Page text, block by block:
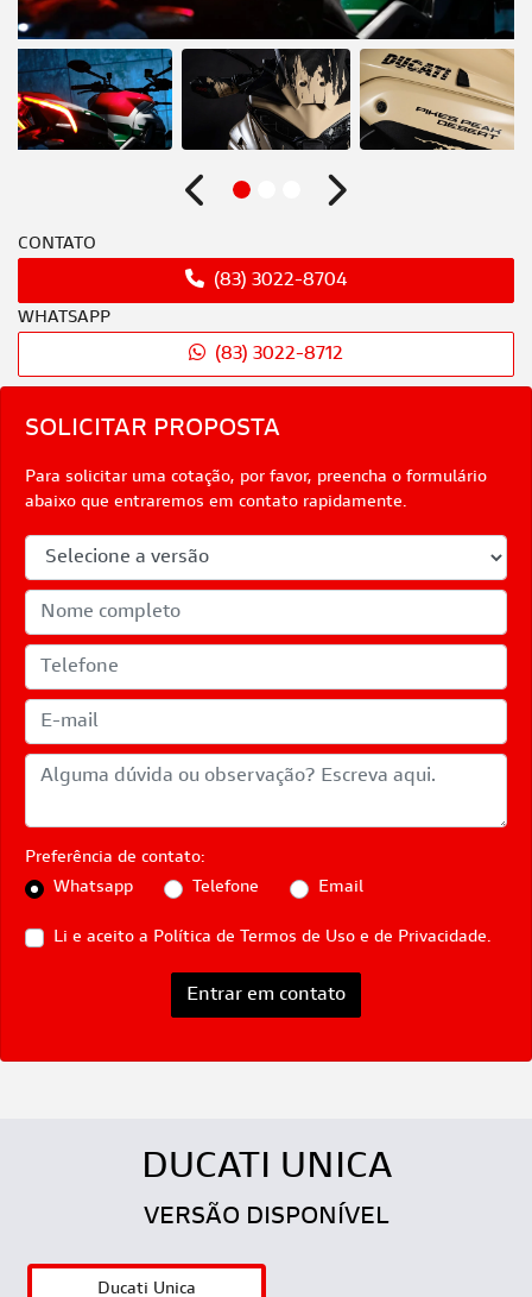
SOLICITAR PROPOSTA
Para solicitar uma cotação, por favor, preencha o formulário
abaixo que entraremos em contato rapidamente.
Preferência de contato:
Whatsapp
Telefone Email
Li e aceito a Política de Termos de Uso e de Privacidade.
Entrar em contato
Anterior Próximo
CONTATO
(83) 3022-8704
WHATSAPP
(83) 3022-8712
DUCATI UNICA
VERSÃO DISPONÍVEL
Ducati Unica